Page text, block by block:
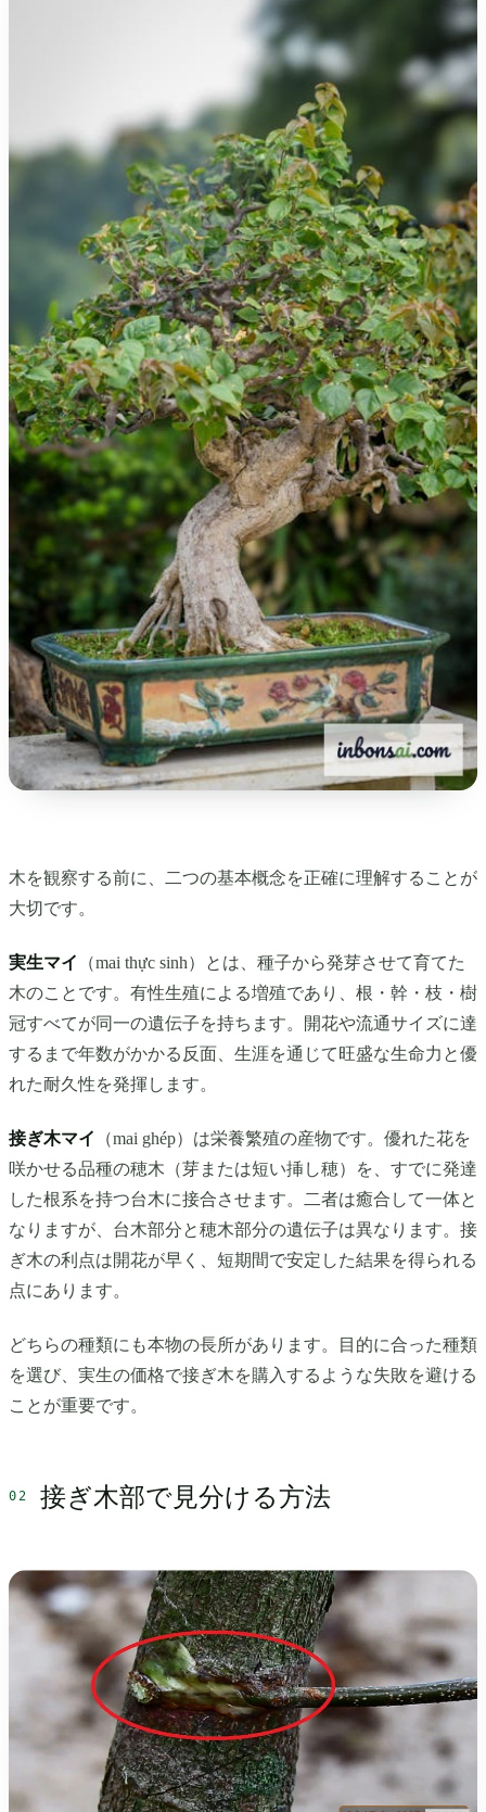
木を観察する前に、二つの基本概念を正確に理解することが
大切です。
実生マイ
（mai thực sinh）とは、種子から発芽させて育てた
木のことです。有性生殖による増殖であり、根・幹・枝・樹
冠すべてが同一の遺伝子を持ちます。開花や流通サイズに達
するまで年数がかかる反面、生涯を通じて旺盛な生命力と優
れた耐久性を発揮します。
接ぎ木マイ
（mai ghép）は栄養繁殖の産物です。優れた花を
咲かせる品種の穂木（芽または短い挿し穂）を、すでに発達
した根系を持つ台木に接合させます。二者は癒合して一体と
なりますが、台木部分と穂木部分の遺伝子は異なります。接
ぎ木の利点は開花が早く、短期間で安定した結果を得られる
点にあります。
どちらの種類にも本物の長所があります。目的に合った種類
を選び、実生の価格で接ぎ木を購入するような失敗を避ける
ことが重要です。
接ぎ木部で見分ける方法